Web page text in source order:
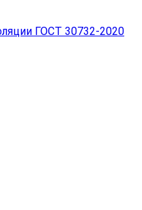
ГОСТ 30732-2020